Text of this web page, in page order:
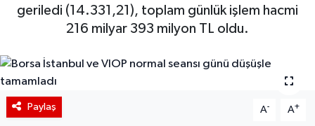
geriledi (14.331,21), toplam günlük işlem hacmi
216 milyar 393 milyon TL oldu.
Paylaş A- A+
Bitcoin
Şirket Haberleri